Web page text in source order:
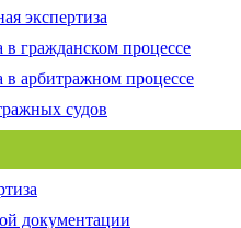
экспертиза
в гражданском процессе
в арбитражном процессе
судов
документации